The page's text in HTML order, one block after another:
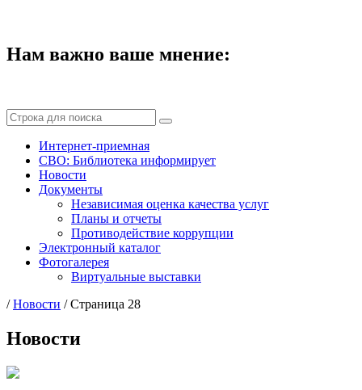
Нам важно ваше мнение:
Интернет-приемная
СВО: Библиотека информирует
Новости
Документы
Независимая оценка качества услуг
Планы и отчеты
Противодействие коррупции
Электронный каталог
Фотогалерея
Виртуальные выставки
/Новости /Страница 28
Новости